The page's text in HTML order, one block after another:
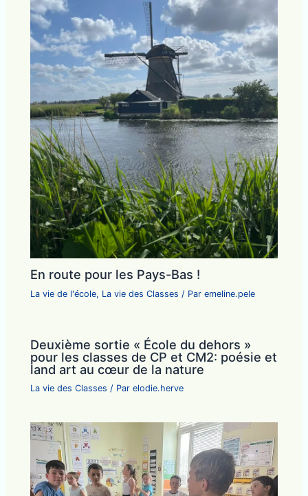
En route pour les Pays-Bas !
La vie de l'école, La vie des Classes / Paremeline.pele
Deuxième sortie « École du dehors »
pour les classes de CP et CM2: poésie et
land art au cœur de la nature
La vie des Classes / Parelodie.herve